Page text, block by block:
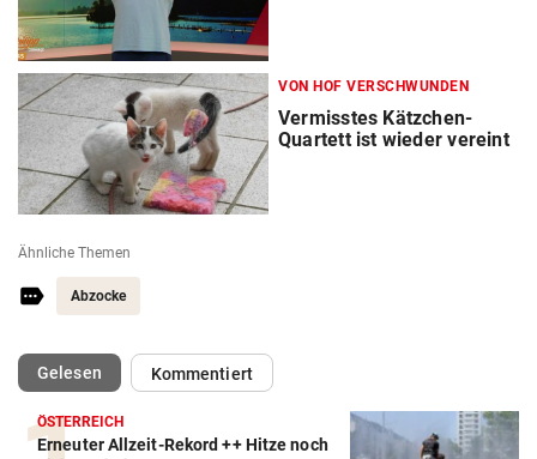
VON HOF VERSCHWUNDEN
Vermisstes Kätzchen-
Quartett ist wieder vereint
Ähnliche Themen
Abzocke
Gelesen(ausgewählt)Kommentiert
ÖSTERREICH
Erneuter Allzeit-Rekord ++ Hitze noch